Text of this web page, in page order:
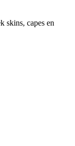
skins, capes en